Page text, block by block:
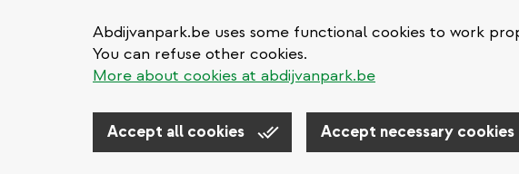
Abdijvanpark.be uses some functional cookies to work
You can refuse other cookies.
More about cookies at abdijvanpark.be
Accept all cookies Accept necessary cookies